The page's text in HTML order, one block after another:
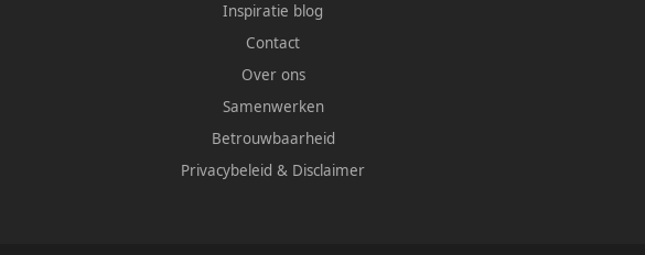
Inspiratie blog
Contact
Over ons
Samenwerken
Betrouwbaarheid
Privacybeleid & Disclaimer